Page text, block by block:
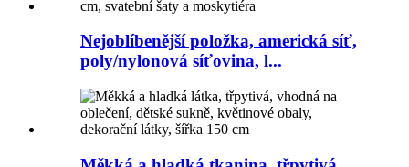
Nejoblíbenější položka, americká síť,
poly/nylonová síťovina, l...